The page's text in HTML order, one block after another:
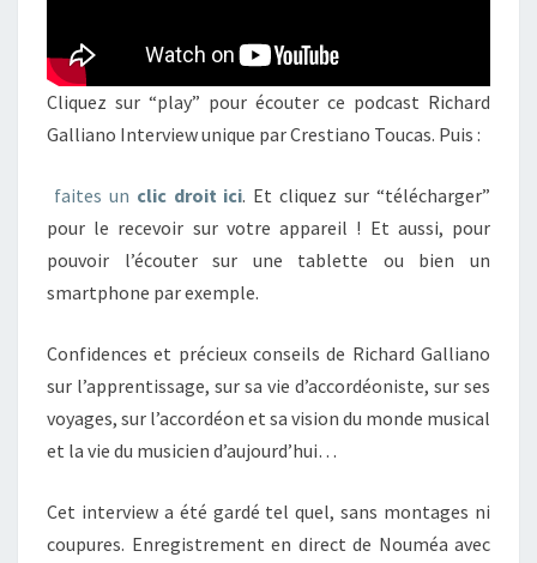
Cliquez sur “play” pour écouter ce podcast Richard
Galliano Interview unique par Crestiano Toucas. Puis :
faites un clic droit ici. Et cliquez sur “télécharger”
pour le recevoir sur votre appareil ! Et aussi, pour
pouvoir l’écouter sur une tablette ou bien un
smartphone par exemple.
Confidences et précieux conseils de Richard Galliano
sur l’apprentissage, sur sa vie d’accordéoniste, sur ses
voyages, sur l’accordéon et sa vision du monde musical
et la vie du musicien d’aujourd’hui…
Cet interview a été gardé tel quel, sans montages ni
coupures. Enregistrement en direct de Nouméa avec